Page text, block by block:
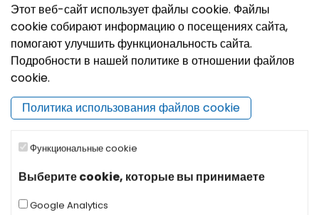
Этот веб-сайт использует файлы cookie. Файлы
cookie собирают информацию о посещениях сайта,
помогают улучшить функциональность сайта.
Подробности в нашей политике в отношении файлов
cookie.
Политика использования файлов cookie
Функциональные cookie
Выберите cookie, которые вы принимаете
Google Analytics